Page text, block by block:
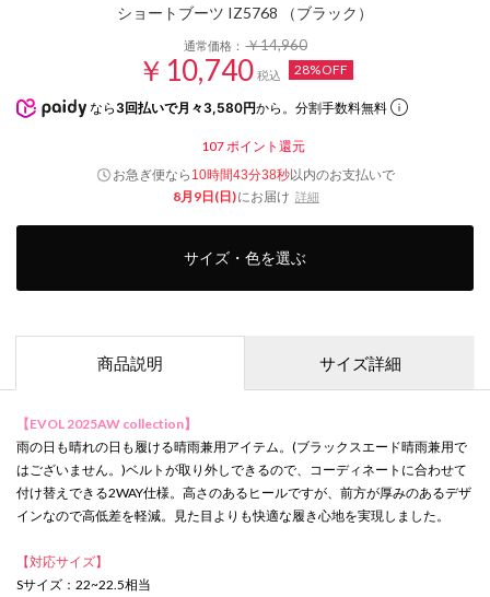
ショートブーツ IZ5768 （ブラック）
通常価格：￥14,960
￥10,740 税込 28%OFF
なら 3回払いで月々3,580円から。分割手数料無料
107 ポイント還元
お急ぎ便なら 10時間43分37秒以内のお支払いで
8月9日(日)にお届け 詳細
サイズ・色を選ぶ
商品説明 サイズ詳細
【EVOL 2025AW collection】
雨の日も晴れの日も履ける晴雨兼用アイテム。(ブラックスエード晴雨兼用で
はございません。)ベルトが取り外しできるので、コーディネートに合わせて
付け替えできる2WAY仕様。高さのあるヒールですが、前方が厚みのあるデザ
インなので高低差を軽減。見た目よりも快適な履き心地を実現しました。
【対応サイズ】
Sサイズ：22~22.5相当